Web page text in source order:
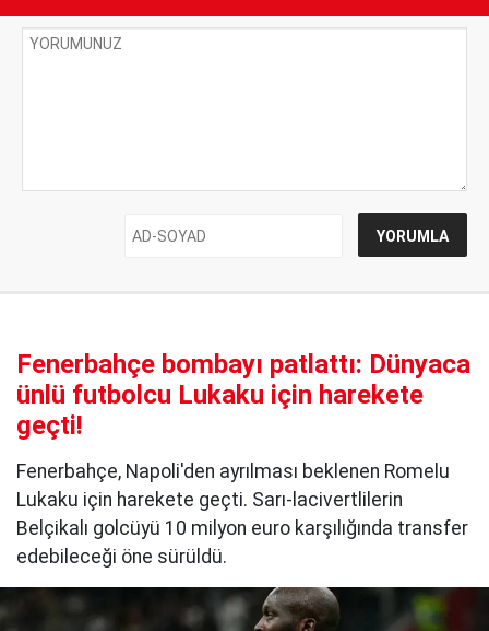
Fenerbahçe bombayı patlattı: Dünyaca
ünlü futbolcu Lukaku için harekete
geçti!
Fenerbahçe, Napoli'den ayrılması beklenen Romelu
Lukaku için harekete geçti. Sarı-lacivertlilerin
Belçikalı golcüyü 10 milyon euro karşılığında transfer
edebileceği öne sürüldü.